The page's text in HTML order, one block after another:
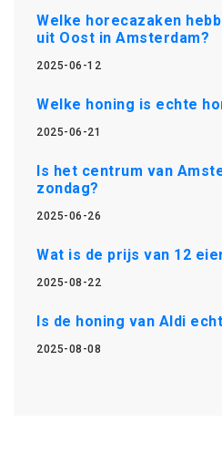
Welke horecazaken
uit Oost in Amsterdam?
2025-06-12
Welke honing is echte
2025-06-21
Is het centrum van
zondag?
2025-06-26
Wat is de prijs van 12
2025-08-22
Is de honing van Aldi
2025-08-08